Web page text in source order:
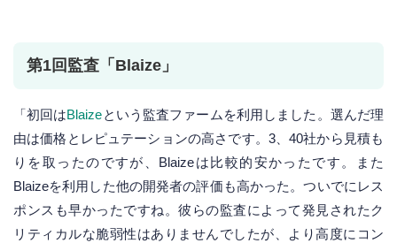
第1回監査「Blaize」
「初回はBlaizeという監査ファームを利用しました。選んだ理
由は価格とレピュテーションの高さです。3、40社から見積も
りを取ったのですが、Blaizeは比較的安かったです。また
Blaizeを利用した他の開発者の評価も高かった。ついでにレス
ポンスも早かったですね。彼らの監査によって発見されたク
リティカルな脆弱性はありませんでしたが、より高度にコン